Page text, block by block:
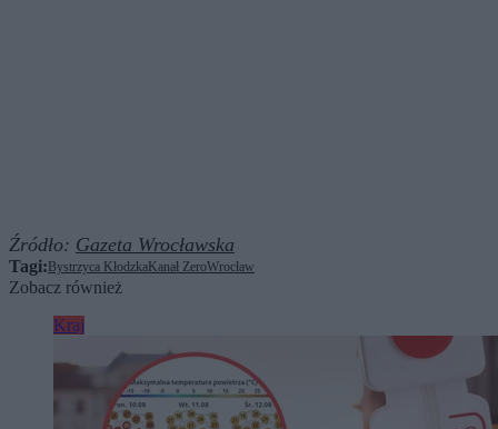
Źródło: Gazeta Wrocławska
Tagi: Bystrzyca Kłodzka Kanał ZeroWrocław
Zobacz również
Kraj